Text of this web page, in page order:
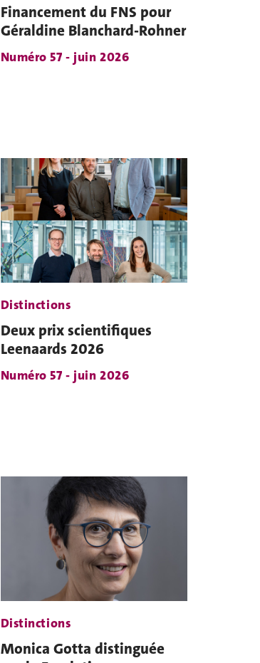
Financement du FNS pour
Géraldine Blanchard-Rohner
Numéro 57 - juin 2026
Distinctions
Deux prix scientifiques
Leenaards 2026
Numéro 57 - juin 2026
Distinctions
Monica Gotta distinguée